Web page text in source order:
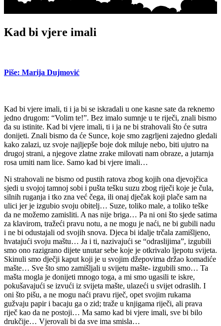
Kad bi vjere imali
Piše: Marija Dujmović
Kad bi vjere imali, ti i ja bi se iskradali u one kasne sate da reknemo
jedno drugom: “Volim te!”. Bez imalo sumnje u te riječi, znali bismo
da su istinite. Kad bi vjere imali, ti i ja ne bi strahovali što će sutra
donijeti. Znali bismo da će Sunce, koje smo zagrljeni zajedno gledali
kako zalazi, uz svoje najljepše boje dok miluje nebo, biti ujutro na
drugoj strani, a njegove zlatne zrake milovati nam obraze, a jutarnja
rosa umiti nam lice. Samo kad bi vjere imali…
Ni strahovali ne bismo od pustih ratova zbog kojih ona djevojčica
sjedi u svojoj tamnoj sobi i pušta tešku suzu zbog riječi koje je čula,
silnih ruganja i tko zna već čega, ili onaj dječak koji plače sam na
ulici jer je izgubio svoju obitelj… Suze, toliko male, a toliko teške
da ne možemo zamisliti. A nas nije briga… Pa ni oni što sjede satima
za klavirom, tražeći pravu notu, a ne mogu je naći, ne bi gubili nadu
i ne bi odustajali od svojih snova. Djeca bi idalje trčala zamišljeno,
hvatajući svoju maštu… Ja i ti, nazivajući se “odraslijima”, izgubili
smo ono razigrano dijete unutar sebe koje je otkrivalo ljepotu svijeta.
Skinuli smo dječji kaput koji je u svojim džepovima držao komadiće
mašte… Sve što smo zamišljali u svijetu mašte- izgubili smo… Ta
mašta mogla je donijeti mnogo toga, a mi smo ugasili te iskre,
pokušavajući se izvući iz svijeta mašte, ulazeći u svijet odraslih. I
oni što pišu, a ne mogu naći pravu riječ, opet svojim rukama
gužvaju papir i bacaju ga o zid; traže u knjigama riječi, ali prava
riječ kao da ne postoji… Ma samo kad bi vjere imali, sve bi bilo
drukčije… Vjerovali bi da sve ima smisla…